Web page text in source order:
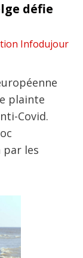
défie
Infodujour
plainte
Covid.
par les